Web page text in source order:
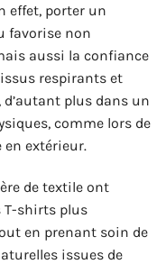
effet, porter un
favorise non
aussi la confiance
respirants et
plus dans un
comme lors de
en extérieur.
de textile ont
T-shirts plus
en prenant soin de
issues de